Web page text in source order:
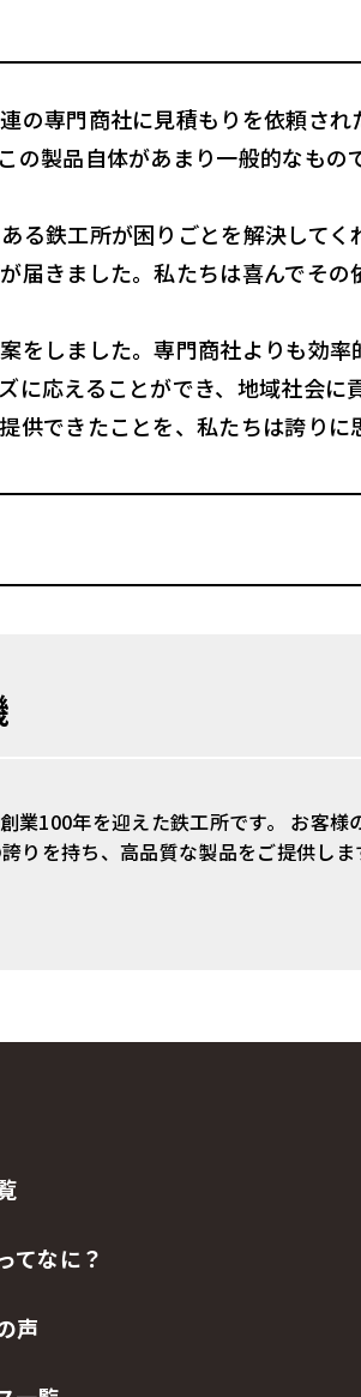
専門商社に見積もりを依頼さ
製品自体があまり一般的なも
鉄工所が困りごとを解決して
きました。私たちは喜んでそ
しました。専門商社よりも効
応えることができ、地域社会
できたことを、私たちは誇りに
業100年を迎えた鉄工所です。 お客
りを持ち、高品質な製品をご提供しま
てなに？
声